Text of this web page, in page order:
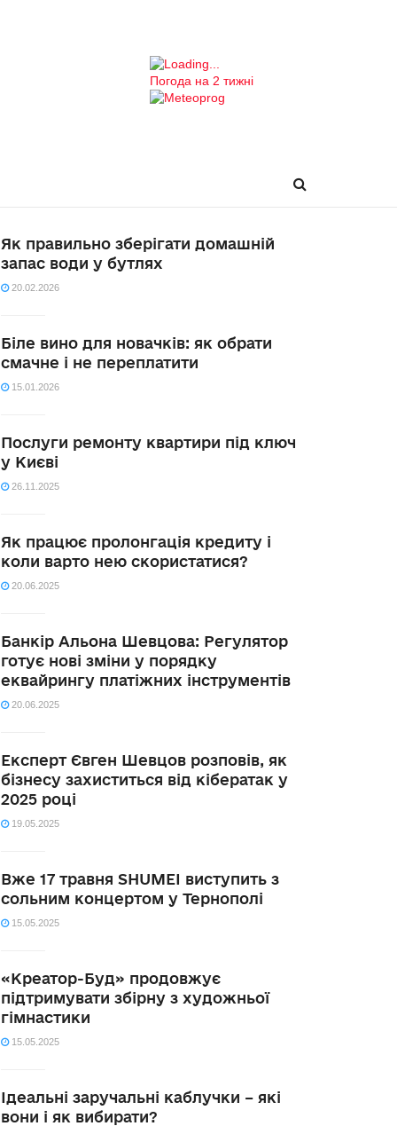
Погода на 2 тижні
Як правильно зберігати домашній
запас води у бутлях
20.02.2026
Біле вино для новачків: як обрати
смачне і не переплатити
15.01.2026
Послуги ремонту квартири під ключ
у Києві
26.11.2025
Як працює пролонгація кредиту і
коли варто нею скористатися?
20.06.2025
Банкір Альона Шевцова: Регулятор
готує нові зміни у порядку
еквайрингу платіжних інструментів
20.06.2025
Експерт Євген Шевцов розповів, як
бізнесу захиститься від кібератак у
2025 році
19.05.2025
Вже 17 травня SHUMEI виступить з
сольним концертом у Тернополі
15.05.2025
«Креатор-Буд» продовжує
підтримувати збірну з художньої
гімнастики
15.05.2025
Ідеальні заручальні каблучки – які
вони і як вибирати?